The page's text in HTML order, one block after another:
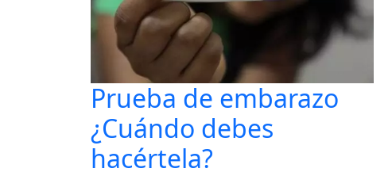
Prueba de embarazo
¿Cuándo debes
hacértela?